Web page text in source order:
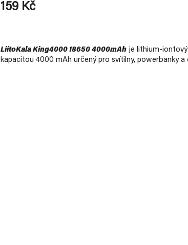
159 Kč
LiitoKala King4000 18650 4000mAh je lithium-
kapacitou 4000 mAh určený pro svítilny, powerbanky a